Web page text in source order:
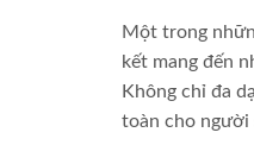
Một trong
kết mang đến
Không chỉ đa
toàn cho người